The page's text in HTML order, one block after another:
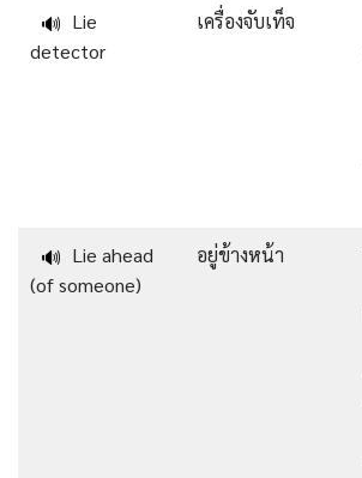
🔊 Lie
detector
เครื่องจับเท็จ
🔊 Lie ahead
(of someone)
อยู่ข้างหน้า